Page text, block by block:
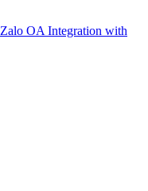
Zalo OA Integration with